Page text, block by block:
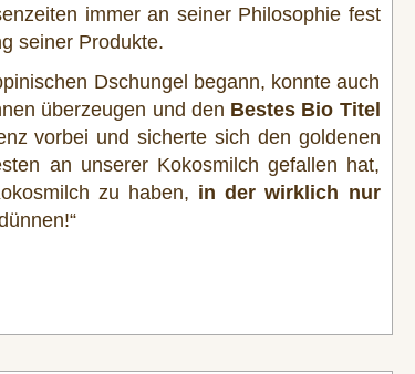
immer an seiner Philosophie fest
seiner Produkte.
Dschungel begann, konnte auch
überzeugen und den Bestes Bio Titel
vorbei und sicherte sich den goldenen
an unserer Kokosmilch gefallen hat,
zu haben, in der wirklich nur